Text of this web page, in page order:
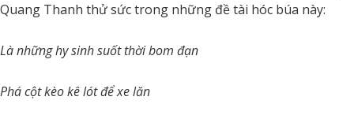
Quang Thanh thử sức trong những đề tài hóc búa này:
Là những hy sinh suốt thời bom đạn
Phá cột kèo kê lót để xe lăn